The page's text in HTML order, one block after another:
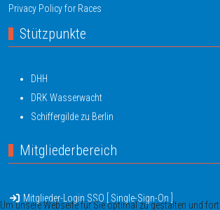
Privacy Policy for Races
Stützpunkte
DHH
DRK Wasserwacht
Schiffergilde zu Berlin
Mitgliederbereich
Mitglieder-Login SSO [ Single-Sign-On ]
Um unsere Webseite für Sie optimal zu gestalten und